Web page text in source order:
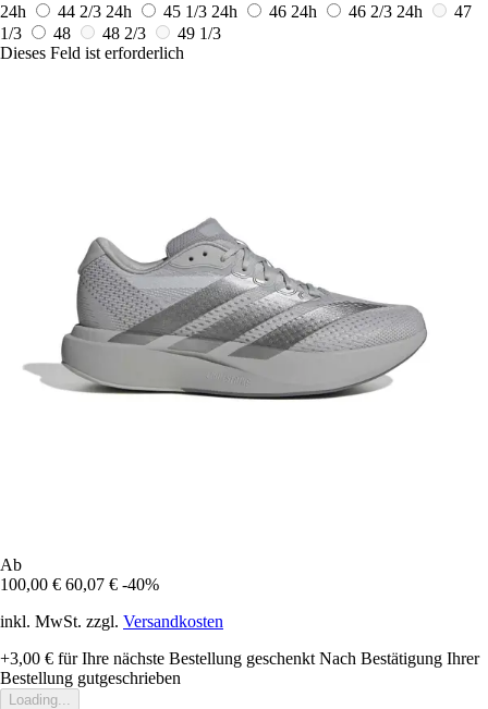
24h
44 2/3 24h 45 1/3 24h 46 24h 46 2/3 24h
47
1/3
48 48 2/3
49 1/3
Dieses Feld ist erforderlich
Ab
100,00 € 60,07 € -40%
inkl. MwSt. zzgl. Versandkosten
+3,00 € für Ihre nächste Bestellung geschenkt Nach Bestätigung Ihrer
Bestellung gutgeschrieben
Loading...